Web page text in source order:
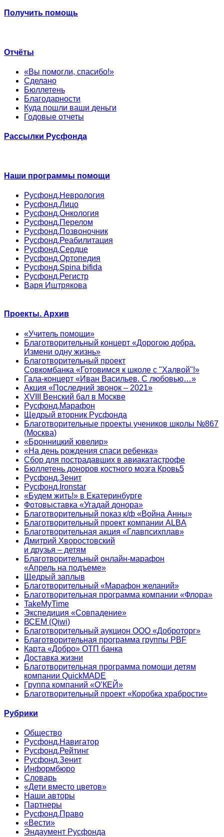
Получить помощь
Отчёты
«Вы помогли, спасибо!»
Сделано
Бюллетень
Благодарности
Куда пошли ваши деньги
Годовые отчеты
Рассылки Русфонда
Наши программы помощи
Русфонд.Неврология
Русфонд.Лицо
Русфонд.Онкология
Русфонд.Перелом
Русфонд.Позвоночник
Русфонд.Реабилитация
Русфонд.Сердце
Русфонд.Ортопедия
Русфонд.Spina bifida
Русфонд.Регистр
Варя Иштрякова
Проекты. Архив
«Учитель помощи»
Благотворительный концерт «Дорогою добра.
Измени одну жизнь»
Благотворительный проект
Совкомбанка «Готовимся к школе с "Халвой"!»
Гала-концерт «Иван Васильев. С любовью…»
Акция «Последний звонок – 2021»
XVIII Венский бал в Москве
Русфонд.Марафон
Щедрый вторник Русфонда
Благотворительные проекты учеников школы №867
(Москва)
«Бронницкий ювелир»
«На день рождения спаси ребенка»
Сбор для пострадавших в авиакатастрофе
Бюллетень доноров костного мозга Кровь5
Русфонд.Зенит
Русфонд.Ironstar
«Будем жить!» в Екатеринбурге
Фотовыставка «Угадай донора»
Благотворительный показ к/ф «Война Анны»
Благотворительный проект компании ALBA
Благотворительная акция «Главпсихплав»
Дмитрий Хворостовский
и друзья – детям
Благотворительный онлайн‑марафон
«Апрель на подъеме»
Щедрый заплыв
Благотворительный «Марафон желаний»
Благотворительная программа компании «Флора»
TakeMyTime
Экспедиция «Совпадение»
ВСЕМ (Qiwi)
Благотворительный аукцион ООО «Доброторг»
Благотворительная программа группы PBF
Карта «Добро» ОТП банка
Доставка жизни
Благотворительная программа помощи детям
компании QuickMADE
Группа компаний «О’КЕЙ»
Благотворительный проект «Коробка храбрости»
Рубрики
Общество
Русфонд.Навигатор
Русфонд.Рейтинг
Русфонд.Зенит
Информбюро
Словарь
«Дети вместо цветов»
Наши авторы
Партнеры
Русфонд.Право
«Вести»
Эндаумент Русфонда